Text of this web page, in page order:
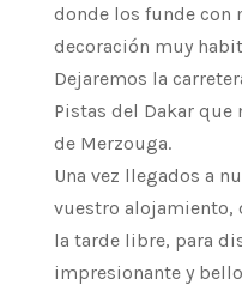
donde los funde con
decoración muy
Dejaremos la
Pistas del Dakar que
de Merzouga.
Una vez llegados a
vuestro alojamiento,
la tarde libre, para
impresionante y